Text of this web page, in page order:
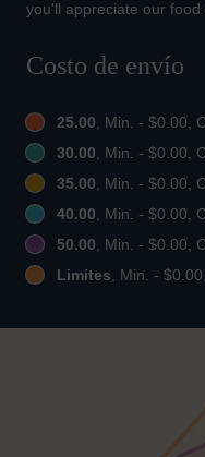
you'll appreciate our food
Costo de envío
25.00, Min. - $0.00,
30.00, Min. - $0.00,
35.00, Min. - $0.00,
40.00, Min. - $0.00,
50.00, Min. - $0.00,
Limites, Min. -